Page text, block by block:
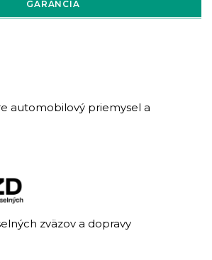
GARANCIA
automobilový priemysel a
zväzov a dopravy